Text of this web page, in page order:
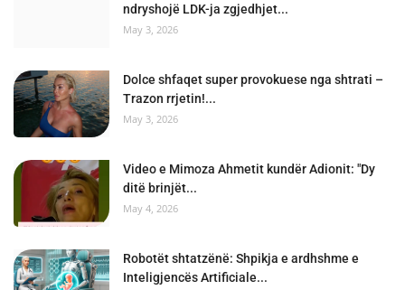
ndryshojë LDK-ja zgjedhjet...
May 3, 2026
Dolce shfaqet super provokuese nga shtrati –
Trazon rrjetin!...
May 3, 2026
Video e Mimoza Ahmetit kundër Adionit: "Dy
ditë brinjët...
May 4, 2026
Robotët shtatzënë: Shpikja e ardhshme e
Inteligjencës Artificiale...